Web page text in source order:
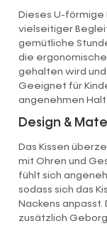
Dieses U-förmige
vielseitiger
gemütliche
die ergonomische
gehalten wird
Geeignet für
angenehmen Halt
Design &
Das Kissen
mit Ohren und
fühlt sich
sodass sich das
Nackens
zusätzlich